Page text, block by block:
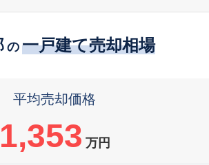
の 一戸建て売却相場
平均売却価格
1,353 万円